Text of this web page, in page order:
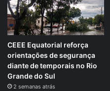
CEEE Equatorial reforça
orientações de segurança
diante de temporais no Rio
Grande do Sul
2 semanas atrás